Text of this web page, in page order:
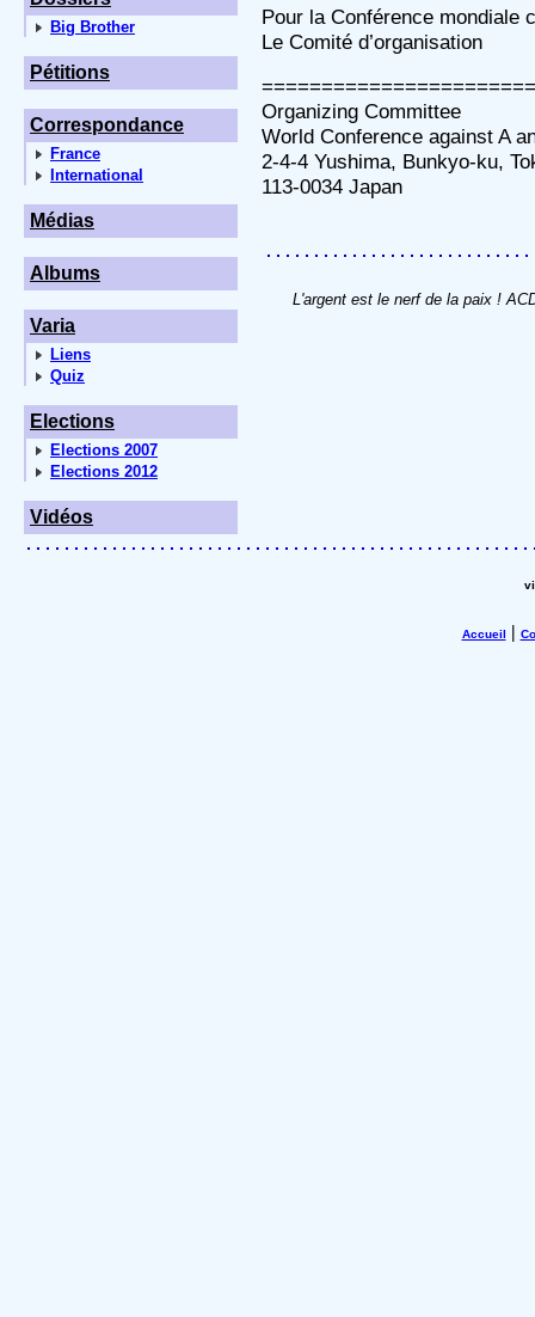
Big Brother
Pétitions
Correspondance
France
International
Médias
Albums
Varia
Liens
Quiz
Elections
Elections 2007
Elections 2012
Vidéos
Pour la Conférence mondiale
Le Comité d’organisation
Organizing Committee
World Conference against A
2-4-4 Yushima, Bunkyo-ku,
113-0034 Japan
L'argent est le nerf de la paix !
Accueil |